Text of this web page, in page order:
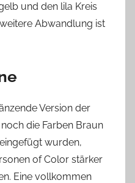
und den lila Kreis
Abwandlung ist
Version der
die Farben Braun
wurden,
of Color stärker
Eine vollkommen